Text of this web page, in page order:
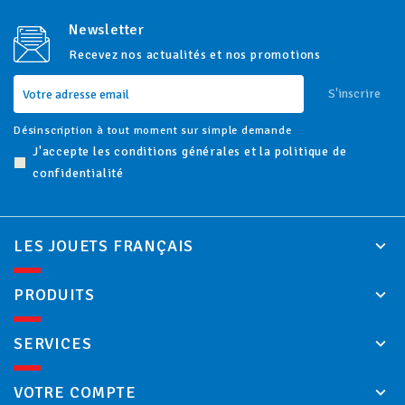
Newsletter
Recevez nos actualités et nos promotions
S'inscrire
Désinscription à tout moment sur simple demande
J'accepte les conditions générales et la politique de
confidentialité
LES JOUETS FRANÇAIS
PRODUITS
SERVICES
VOTRE COMPTE